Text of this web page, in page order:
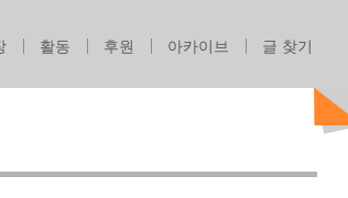
활동 후원 아카이브 글 찾기